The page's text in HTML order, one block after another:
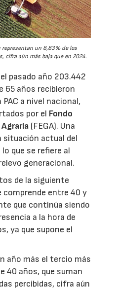
representan un 8,83% de los
cifra aún más baja que en 2024.
pasado año 203.442
65 años recibieron
a nivel nacional,
por el Fondo
(FEGA). Una
situación actual del
que se refiere al
generacional.
de la siguiente
comprende entre 40 y
que continúa siendo
a la hora de
ya que supone el
año más el tercio más
40 años, que suman
percibidas, cifra aún